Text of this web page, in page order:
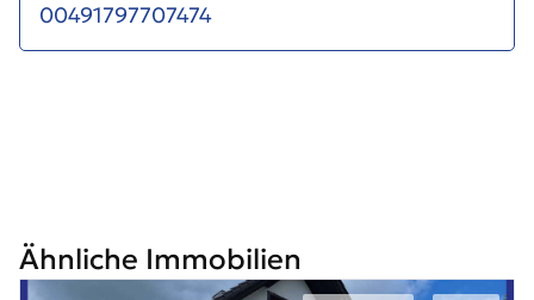
00491797707474
Ähnliche Immobilien